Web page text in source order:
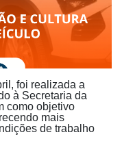
foi realizada a
à Secretaria da
como objetivo
mais
de trabalho